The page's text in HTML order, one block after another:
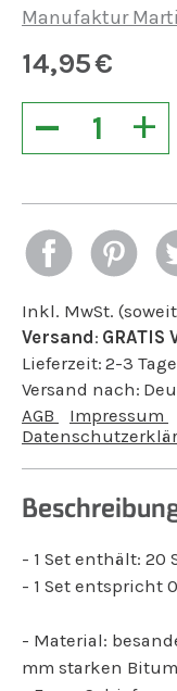
Manufaktur
14,95€
+
−
Inkl. MwSt.
Versand: GRATIS
Lieferzeit: 2-3 Tage
Versand nach:
AGB
Impressum
- 1 Set enthält: 20
- 1 Set entspricht
- Material:
mm starken